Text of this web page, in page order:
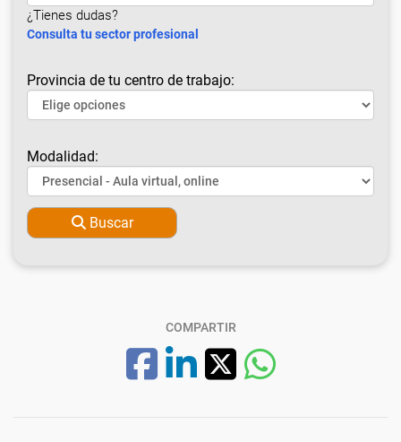
¿Tienes dudas?
Consulta tu sector profesional
Provincia de tu centro de trabajo:
Modalidad:
Buscar
COMPARTIR